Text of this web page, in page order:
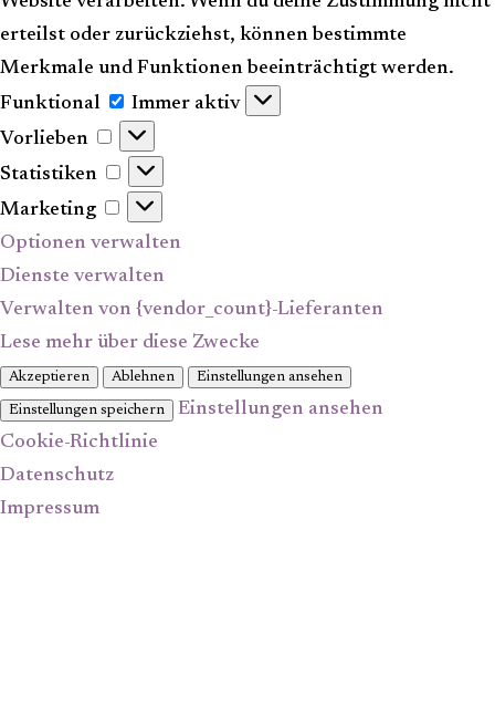
erteilst oder zurückziehst, können bestimmte
Merkmale und Funktionen beeinträchtigt werden.
Funktional
Funktional
Immer aktiv
Vorlieben
Vorlieben
Statistiken
Statistiken
Marketing
Marketing
Optionen verwalten
Dienste verwalten
Verwalten von {vendor_count}-Lieferanten
Lese mehr über diese Zwecke
Akzeptieren Ablehnen Einstellungen ansehen
Einstellungen speichern
Einstellungen ansehen
Cookie-Richtlinie
Datenschutz
Impressum